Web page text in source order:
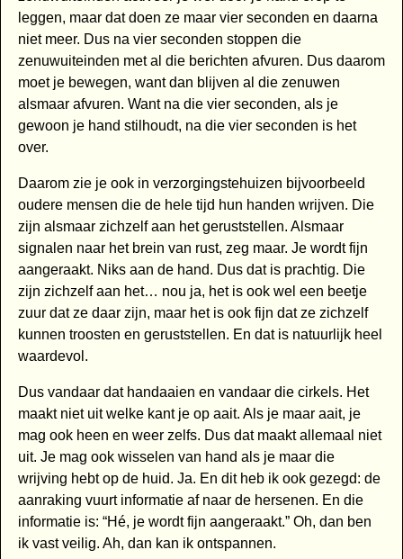
leggen, maar dat doen ze maar vier seconden en daarna
niet meer. Dus na vier seconden stoppen die
zenuwuiteinden met al die berichten afvuren. Dus daarom
moet je bewegen, want dan blijven al die zenuwen
alsmaar afvuren. Want na die vier seconden, als je
gewoon je hand stilhoudt, na die vier seconden is het
over.
Daarom zie je ook in verzorgingstehuizen bijvoorbeeld
oudere mensen die de hele tijd hun handen wrijven. Die
zijn alsmaar zichzelf aan het geruststellen. Alsmaar
signalen naar het brein van rust, zeg maar. Je wordt fijn
aangeraakt. Niks aan de hand. Dus dat is prachtig. Die
zijn zichzelf aan het… nou ja, het is ook wel een beetje
zuur dat ze daar zijn, maar het is ook fijn dat ze zichzelf
kunnen troosten en geruststellen. En dat is natuurlijk heel
waardevol.
Dus vandaar dat handaaien en vandaar die cirkels. Het
maakt niet uit welke kant je op aait. Als je maar aait, je
mag ook heen en weer zelfs. Dus dat maakt allemaal niet
uit. Je mag ook wisselen van hand als je maar die
wrijving hebt op de huid. Ja. En dit heb ik ook gezegd: de
aanraking vuurt informatie af naar de hersenen. En die
informatie is: “Hé, je wordt fijn aangeraakt.” Oh, dan ben
ik vast veilig. Ah, dan kan ik ontspannen.